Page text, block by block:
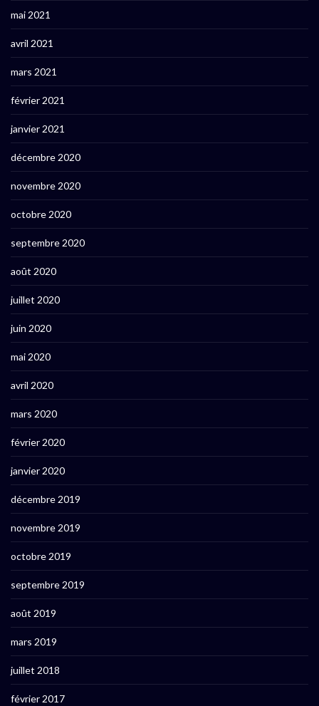
mai 2021
avril 2021
mars 2021
février 2021
janvier 2021
décembre 2020
novembre 2020
octobre 2020
septembre 2020
août 2020
juillet 2020
juin 2020
mai 2020
avril 2020
mars 2020
février 2020
janvier 2020
décembre 2019
novembre 2019
octobre 2019
septembre 2019
août 2019
mars 2019
juillet 2018
février 2017